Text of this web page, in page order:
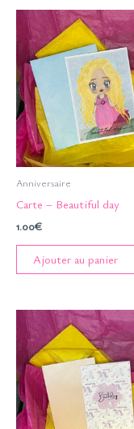
Anniversaire
Carte – Beautiful day
1.00€
Ajouter au panier